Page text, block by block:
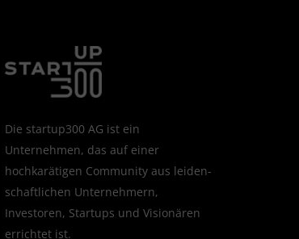
Die startup300 AG ist ein
Unternehmen, das auf einer
hochkarätigen Community aus leiden­
schaftlichen Unternehmern,
Investoren, Startups und Visionären
errichtet ist.